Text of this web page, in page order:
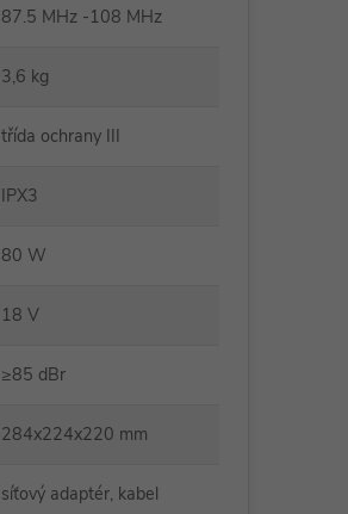
87.5 MHz -108 MHz
3,6 kg
třída ochrany III
IPX3
80 W
18 V
≥85 dBr
284x224x220 mm
síťový adaptér, kabel